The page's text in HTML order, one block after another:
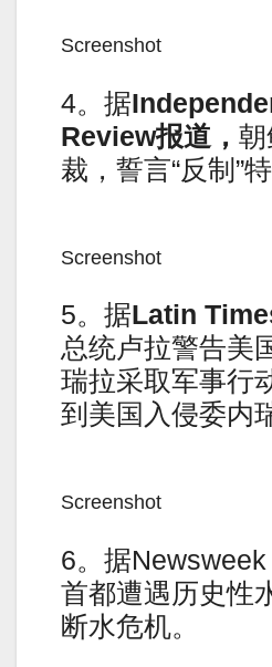
Screenshot
4。据
Review报道， 朝
裁，誓言“反制”
Screenshot
5。据Latin
总统卢拉警告美
瑞拉采取军事行
到美国入侵委内瑞
Screenshot
6。据
首都遭遇历史性
断水危机。